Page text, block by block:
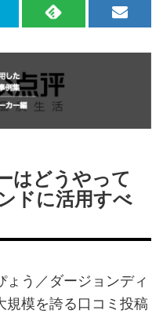
RSS
記
事
を
購
す
る
メ
録
る
はどうやって
ドに活用すべ
う／ダージョンディ
規模を誇る口コミ投稿